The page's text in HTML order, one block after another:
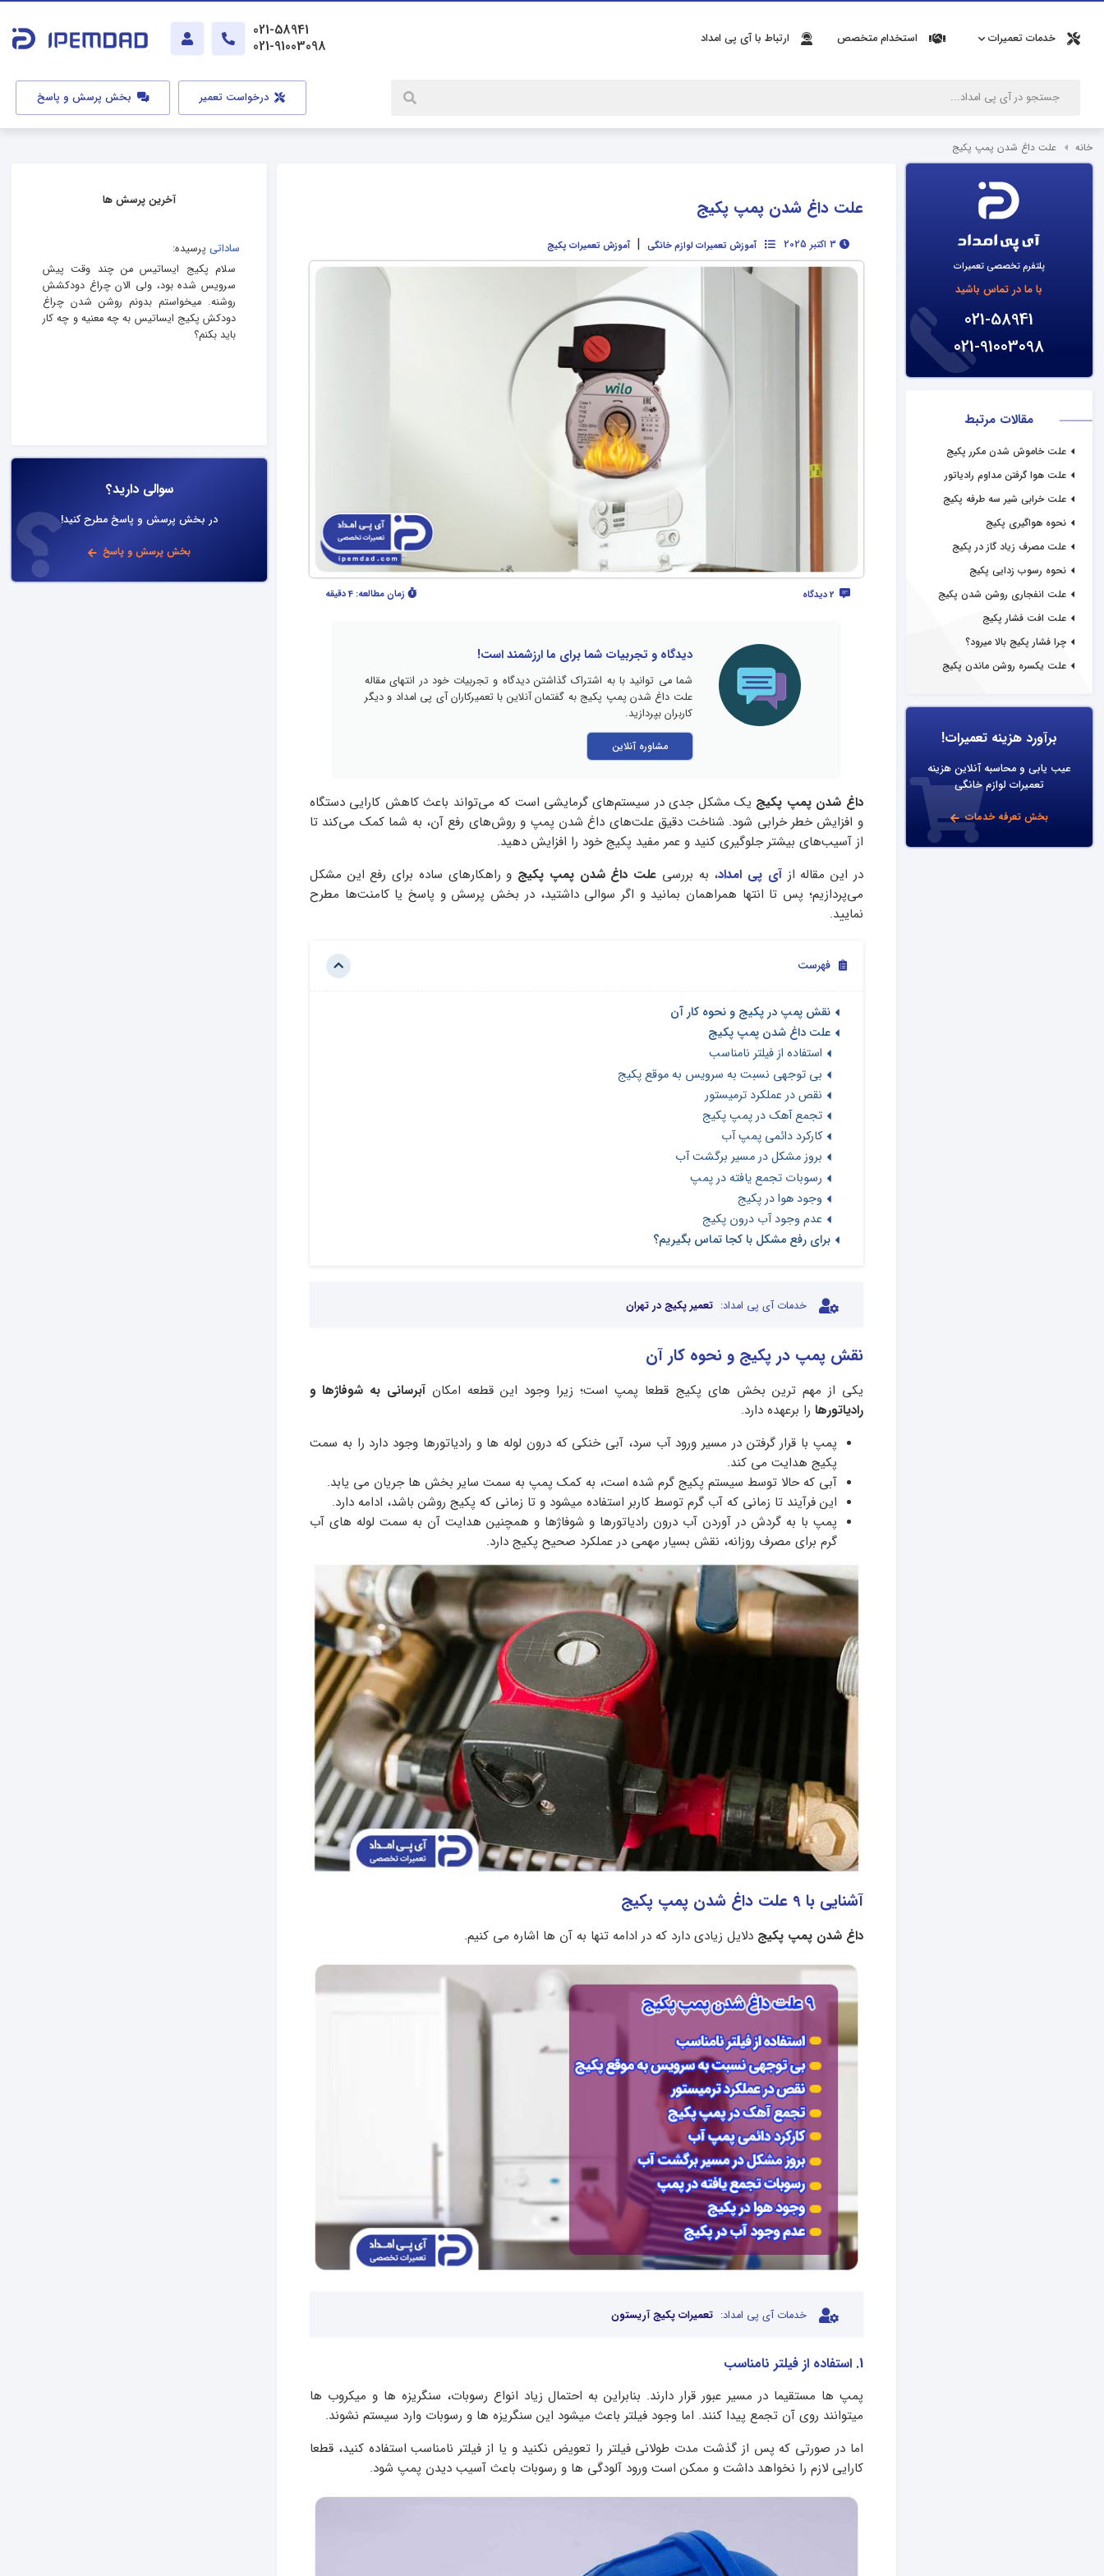
خدمات تعمیرات استخدام متخصص ارتباط با آی پی امداد
021-58941
021-91003098
درخواست تعمیر بخش پرسش و پاسخ
خانه علت داغ شدن پمپ پکیج
پلتفرم تخصصی تعمیرات
با ما در تماس باشید
021-58941
021-91003098
مقالات مرتبط
علت خاموش شدن مکرر پکیج
علت هوا گرفتن مداوم رادیاتور
علت خرابی شیر سه طرفه پکیج
نحوه هواگیری پکیج
علت مصرف زیاد گاز در پکیج
نحوه رسوب زدایی پکیج
علت انفجاری روشن شدن پکیج
علت افت فشار پکیج
چرا فشار پکیج بالا میرود؟
علت یکسره روشن ماندن پکیج
برآورد هزینه تعمیرات!
عیب یابی و محاسبه آنلاین هزینه
تعمیرات لوازم خانگی
بخش تعرفه خدمات
علت داغ شدن پمپ پکیج
3 اکتبر 2025 آموزش تعمیرات لوازم خانگی | آموزش تعمیرات پکیج
زمان مطالعه: 4 دقیقه
دیدگاه و تجربیات شما برای ما ارزشمند است!
شما می توانید با به اشتراک گذاشتن دیدگاه و تجربیات خود در انتهای مقاله
علت داغ شدن پمپ پکیج به گفتمان آنلاین با تعمیرکاران آی پی امداد و دیگر
کاربران بپردازید.
مشاوره آنلاین
داغ شدن پمپ پکیج یک مشکل جدی در سیستم‌های گرمایشی است که می‌تواند باعث کاهش کارایی دستگاه
و افزایش خطر خرابی شود. شناخت دقیق علت‌های داغ شدن پمپ و روش‌های رفع آن، به شما کمک می‌کند تا
از آسیب‌های بیشتر جلوگیری کنید و عمر مفید پکیج خود را افزایش دهید.
در این مقاله از آی پی امداد، به بررسی علت داغ شدن پمپ پکیج و راهکارهای ساده برای رفع این مشکل
می‌پردازیم؛ پس تا انتها همراهمان بمانید و اگر سوالی داشتید، در بخش پرسش و پاسخ یا کامنت‌ها مطرح
نمایید.
فهرست
نقش پمپ در پکیج و نحوه کار آن
علت داغ شدن پمپ پکیج
استفاده از فیلتر نامناسب
بی توجهی نسبت به سرویس به موقع پکیج
نقص در عملکرد ترمیستور
تجمع آهک در پمپ پکیج
کارکرد دائمی پمپ آب
بروز مشکل در مسیر برگشت آب
رسوبات تجمع یافته در پمپ
وجود هوا در پکیج
عدم وجود آب درون پکیج
برای رفع مشکل با کجا تماس بگیریم؟
خدمات آی پی امداد: تعمیر پکیج در تهران
نقش پمپ در پکیج و نحوه کار آن
یکی از مهم ترین بخش های پکیج قطعا پمپ است؛ زیرا وجود این قطعه امکان آبرسانی به شوفاژها و
رادیاتورها را برعهده دارد.
پمپ با قرار گرفتن در مسیر ورود آب سرد، آبی خنکی که درون لوله ها و رادیاتورها وجود دارد را به سمت
پکیج هدایت می کند.
آبی که حالا توسط سیستم پکیج گرم شده است، به کمک پمپ به سمت سایر بخش ها جریان می یابد.
این فرآیند تا زمانی که آب گرم توسط کاربر استفاده میشود و تا زمانی که پکیج روشن باشد، ادامه دارد.
پمپ با به گردش در آوردن آب درون رادیاتورها و شوفاژها و همچنین هدایت آن به سمت لوله های آب
گرم برای مصرف روزانه، نقش بسیار مهمی در عملکرد صحیح پکیج دارد.
آشنایی با 9 علت داغ شدن پمپ پکیج
داغ شدن پمپ پکیج دلایل زیادی دارد که در ادامه تنها به آن ها اشاره می کنیم.
خدمات آی پی امداد: تعمیرات پکیج آریستون
1. استفاده از فیلتر نامناسب
پمپ ها مستقیما در مسیر عبور قرار دارند. بنابراین به احتمال زیاد انواع رسوبات، سنگریزه ها و میکروب ها
میتوانند روی آن تجمع پیدا کنند. اما وجود فیلتر باعث میشود این سنگریزه ها و رسوبات وارد سیستم نشوند.
اما در صورتی که پس از گذشت مدت طولانی فیلتر را تعویض نکنید و یا از فیلتر نامناسب استفاده کنید، قطعا
کارایی لازم را نخواهد داشت و ممکن است ورود آلودگی ها و رسوبات باعث آسیب دیدن پمپ شود.
آخرین پرسش ها
ساداتی پرسیده:
سلام پکیج ایساتیس من چند وقت پیش
سرویس شده بود، ولی الان چراغ دودکشش
روشنه. میخواستم بدونم روشن شدن چراغ
دودکش پکیج ایساتیس به چه معنیه و چه کار
باید بکنم؟
سوالی دارید؟
در بخش پرسش و پاسخ مطرح کنید!
بخش پرسش و پاسخ